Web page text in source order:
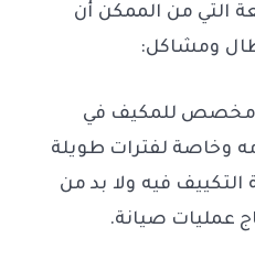
التي من الممكن أن
ومشاكل:
للمكيف في
وخاصة لفترات طويلة
التكييف فيه ولا بد من
عمليات صيانة.